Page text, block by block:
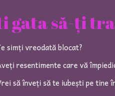
gata să-ți
simți vreodată blocat?
resentimente care vă
să înveți să te iubești pe tine